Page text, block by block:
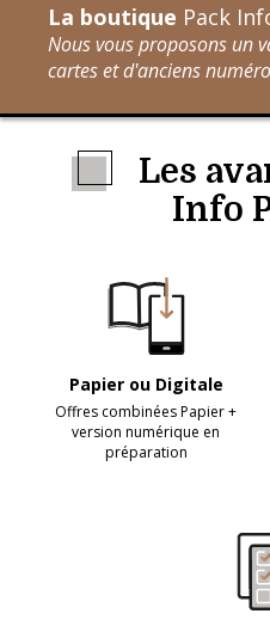
La boutique Pack
Nous vous proposons un
cartes et d'anciens
Les
Info
Papier ou Digitale
Offres combinées Papier +
version numérique en
préparation